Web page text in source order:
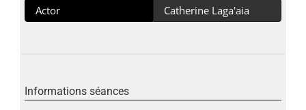
Actor Catherine Laga'aia
Informations séances